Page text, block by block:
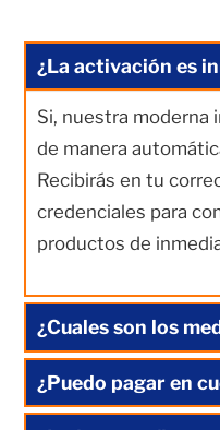
¿La activación es
Si, nuestra moderna
de manera
Recibirás en tu
credenciales para
productos de
¿Cuales son los
¿Puedo pagar en